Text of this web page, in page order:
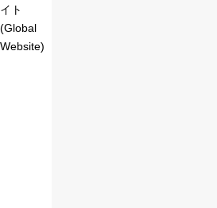
イト
(Global
Website)